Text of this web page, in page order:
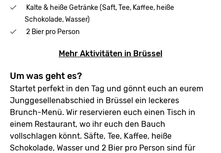
Kalte & heiße Getränke (Saft, Tee, Kaffee, heiße
Schokolade, Wasser)
2 Bier pro Person
Mehr Aktivitäten in Brüssel
Um was geht es?
Startet perfekt in den Tag und gönnt euch an eurem
Junggesellenabschied in Brüssel ein leckeres
Brunch-Menü. Wir reservieren euch einen Tisch in
einem Restaurant, wo ihr euch den Bauch
vollschlagen könnt. Säfte, Tee, Kaffee, heiße
Schokolade, Wasser und 2 Bier pro Person sind für